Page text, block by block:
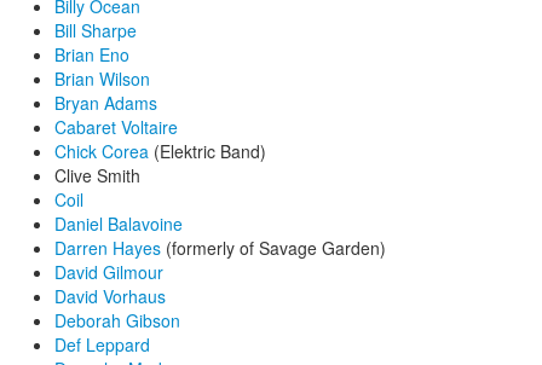
Billy Ocean
Bill Sharpe
Brian Eno
Brian Wilson
Bryan Adams
Cabaret Voltaire
Chick Corea (Elektric Band)
Clive Smith
Coil
Daniel Balavoine
Darren Hayes (formerly of Savage Garden)
David Gilmour
David Vorhaus
Deborah Gibson
Def Leppard